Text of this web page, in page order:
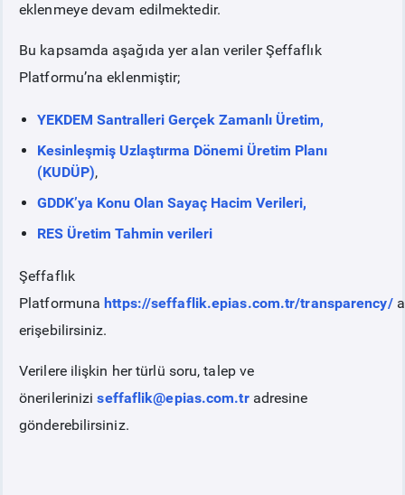
DUYURULAR
eklenmeye devam edilmektedir.
Bu kapsamda aşağıda yer alan veriler Şeffaflık
Platformu’na eklenmiştir;
YEKDEM Santralleri Gerçek Zamanlı Üretim,
Kesinleşmiş Uzlaştırma Dönemi Üretim Planı
(KUDÜP),
GDDK’ya Konu Olan Sayaç Hacim Verileri,
RES Üretim Tahmin verileri
Şeffaflık
Platformunahttps://seffaflik.epias.com.tr/transparency/
erişebilirsiniz.
Verilere ilişkin her türlü soru, talep ve
önerileriniziseffaflik@epias.com.tradresine
gönderebilirsiniz.